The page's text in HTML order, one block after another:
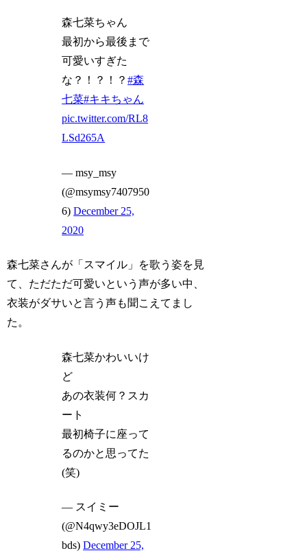
森七菜ちゃん
最初から最後まで
可愛いすぎた
な？！？！？#森
七菜#キキちゃん
pic.twitter.com/RL8
LSd265A
— msy_msy
(@msymsy7407950
6)December 25,
2020
森七菜さんが「スマイル」を歌う姿を見
て、ただただ可愛いという声が多い中、
衣装がダサいと言う声も聞こえてまし
た。
森七菜かわいいけ
ど
あの衣装何？スカ
ート
最初椅子に座って
るのかと思ってた
(笑)
— スイミー
(@N4qwy3eDOJL1
bds)December 25,